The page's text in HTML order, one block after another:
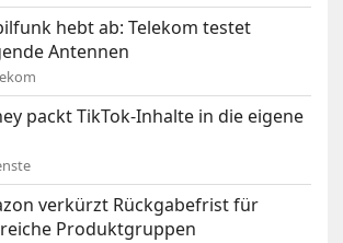
hebt ab: Telekom testet
Antennen
packt TikTok-Inhalte in die eigene
verkürzt Rückgabefrist für
Produktgruppen